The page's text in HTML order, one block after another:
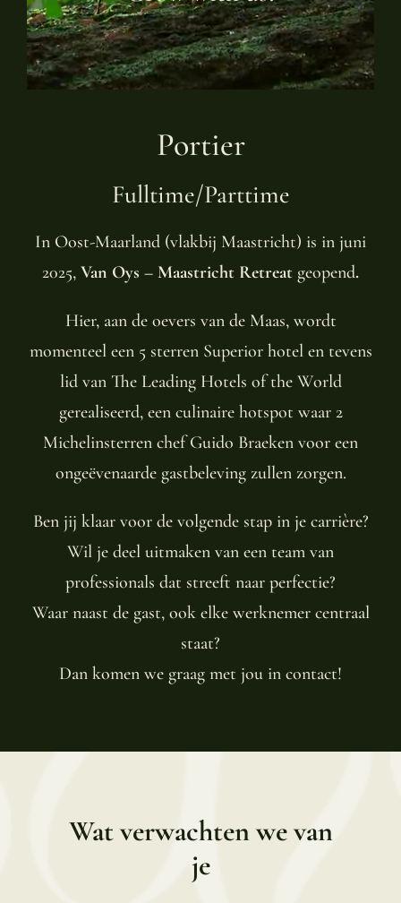
Portier
Fulltime/Parttime
In Oost-Maarland (vlakbij Maastricht) is in juni
2025, Van Oys – Maastricht Retreat geopend.
Hier, aan de oevers van de Maas, wordt
momenteel een 5 sterren Superior hotel en tevens
lid van The Leading Hotels of the World
gerealiseerd, een culinaire hotspot waar 2
Michelinsterren chef Guido Braeken voor een
ongeëvenaarde gastbeleving zullen zorgen.
Ben jij klaar voor de volgende stap in je carrière?
Wil je deel uitmaken van een team van
professionals dat streeft naar perfectie?
Waar naast de gast, ook elke werknemer centraal
staat?
Dan komen we graag met jou in contact!
Wat verwachten we van
je